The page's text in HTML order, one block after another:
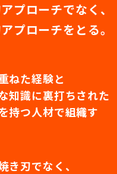
プローチでなく、
プローチをとる。
ねた経験と
知識に裏打ちされた
持つ人材で組織す
き刃でなく、